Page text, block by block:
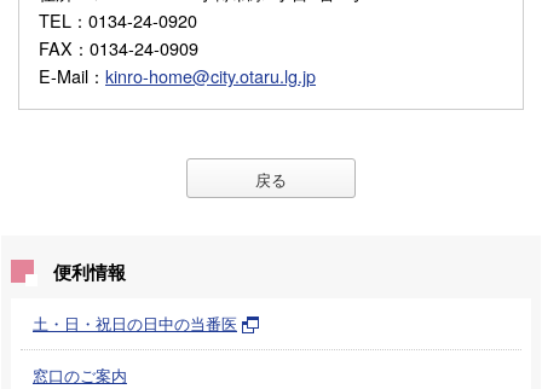
TEL ：0134-24-0920
FAX ：0134-24-0909
E-Mail ： kinro-home@city.otaru.lg.jp
戻る
便利情報
土・日・祝日の日中の当番医
窓口のご案内